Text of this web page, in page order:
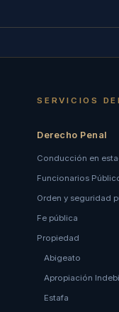
SERVICIOS
Derecho Penal
Conducción en
Funcionarios
Orden y seguridad
Fe pública
Propiedad
Abigeato
Apropiación
Estafa